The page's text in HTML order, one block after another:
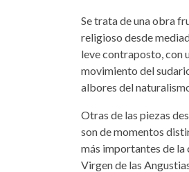
Se trata de una obra
religioso desde
leve contraposto, con
movimiento del
albores del
Otras de las piezas
son de momentos
más importantes de la
Virgen de las